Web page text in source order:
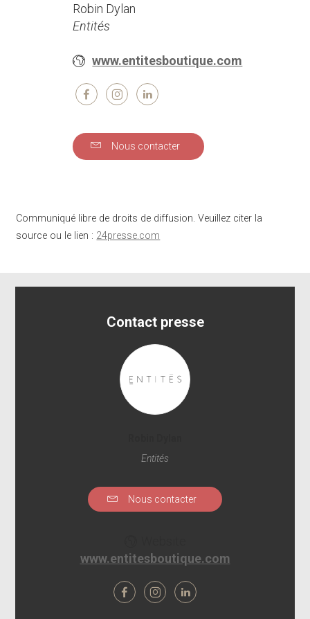
Robin Dylan
Entités
www.entitesboutique.com
Nous contacter
Communiqué libre de droits de diffusion. Veuillez citer la
source ou le lien : 24presse.com
Contact presse
Entités
Nous contacter
www.entitesboutique.com